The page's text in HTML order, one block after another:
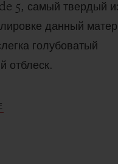
5, самый твердый
данный
голубоватый
отблеск.